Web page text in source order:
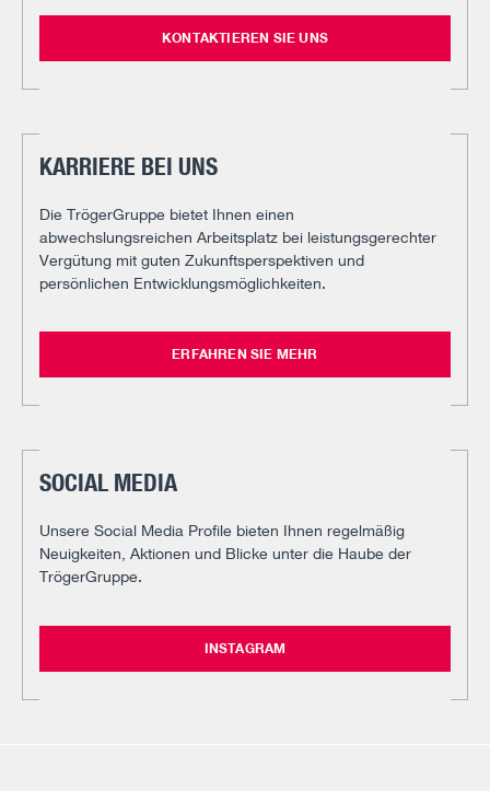
KONTAKTIEREN SIE UNS
KARRIERE BEI UNS
Die TrögerGruppe bietet Ihnen einen
abwechslungsreichen Arbeitsplatz bei leistungsgerechter
Vergütung mit guten Zukunftsperspektiven und
persönlichen Entwicklungsmöglichkeiten.
ERFAHREN SIE MEHR
SOCIAL MEDIA
Unsere Social Media Profile bieten Ihnen regelmäßig
Neuigkeiten, Aktionen und Blicke unter die Haube der
TrögerGruppe.
INSTAGRAM